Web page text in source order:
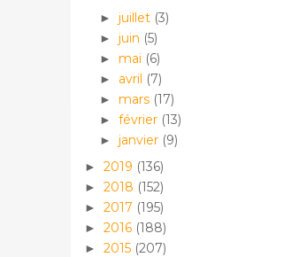
► juillet (3)
► juin (5)
► mai (6)
► avril (7)
► mars (17)
► février (13)
► janvier (9)
► 2019 (136)
► 2018 (152)
► 2017 (195)
► 2016 (188)
► 2015 (207)